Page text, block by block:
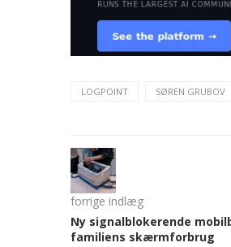
LOGPOINT SØREN GRUBOV
forrige indlæg
Ny signalblokerende
familiens skærmforbrug